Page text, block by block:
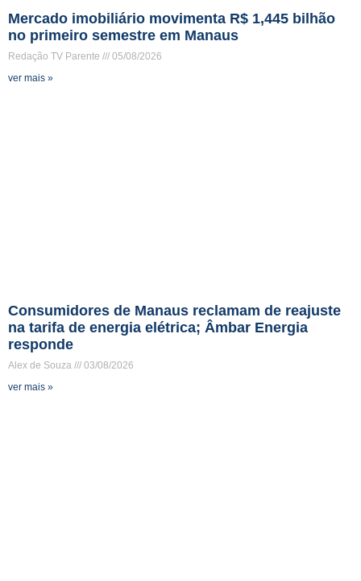
Mercado imobiliário movimenta R$ 1,445 bilhão
no primeiro semestre em Manaus
Redação TV Parente
05/08/2026
ver mais »
Consumidores de Manaus reclamam de reajuste
na tarifa de energia elétrica; Âmbar Energia
responde
Alex de Souza
03/08/2026
ver mais »